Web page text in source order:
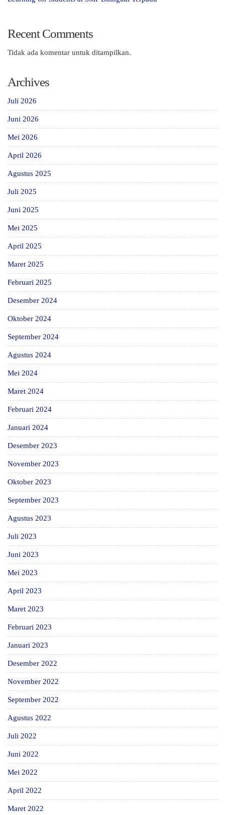
Recent Comments
Tidak ada komentar untuk ditampilkan.
Archives
Juli 2026
Juni 2026
Mei 2026
April 2026
Agustus 2025
Juli 2025
Juni 2025
Mei 2025
April 2025
Maret 2025
Februari 2025
Desember 2024
Oktober 2024
September 2024
Agustus 2024
Mei 2024
Maret 2024
Februari 2024
Januari 2024
Desember 2023
November 2023
Oktober 2023
September 2023
Agustus 2023
Juli 2023
Juni 2023
Mei 2023
April 2023
Maret 2023
Februari 2023
Januari 2023
Desember 2022
November 2022
September 2022
Agustus 2022
Juli 2022
Juni 2022
Mei 2022
April 2022
Maret 2022